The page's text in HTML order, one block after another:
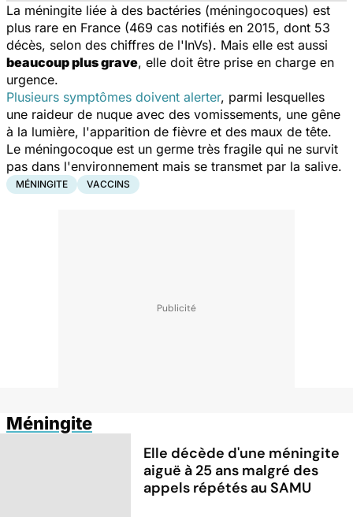
La méningite liée à des bactéries (méningocoques) est
plus rare en France (469 cas notifiés en 2015, dont 53
décès, selon des chiffres de l'InVs). Mais elle est aussi
beaucoup plus grave, elle doit être prise en charge en
urgence.
Plusieurs symptômes doivent alerter, parmi lesquelles
une raideur de nuque avec des vomissements, une gêne
à la lumière, l'apparition de fièvre et des maux de tête.
Le méningocoque est un germe très fragile qui ne survit
pas dans l'environnement mais se transmet par la salive.
MÉNINGITE VACCINS
Méningite
Elle décède d'une méningite
aiguë à 25 ans malgré des
appels répétés au SAMU